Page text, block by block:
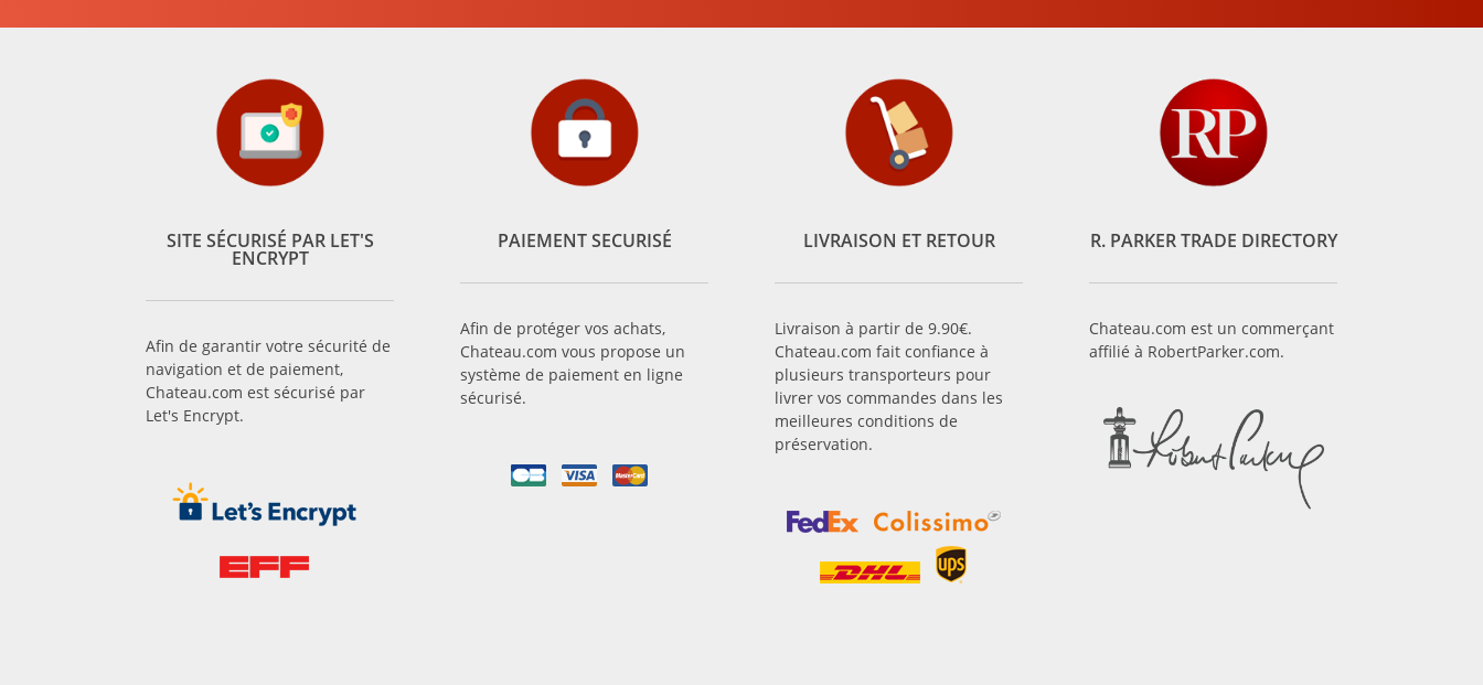
SITE SÉCURISÉ PAR LET'S
ENCRYPT
Afin de garantir votre sécurité de
navigation et de paiement,
Chateau.com est sécurisé par
Let's Encrypt.
PAIEMENT SECURISÉ
Afin de protéger vos achats,
Chateau.com vous propose un
système de paiement en ligne
sécurisé.
LIVRAISON ET RETOUR
Livraison à partir de 9.90€.
Chateau.com fait confiance à
plusieurs transporteurs pour
livrer vos commandes dans les
meilleures conditions de
préservation.
R. PARKER TRADE DIRECTORY
Chateau.com est un commerçant
affilié à RobertParker.com.